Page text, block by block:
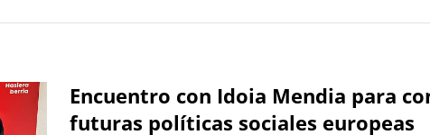
Encuentro con Idoia Mendia para
futuras políticas sociales europeas